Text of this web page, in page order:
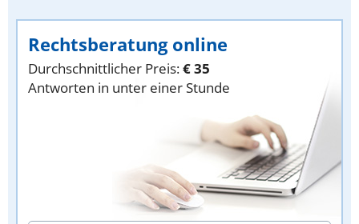
Rechtsberatung online
Durchschnittlicher Preis:€ 35
Antworten in unter einer Stunde